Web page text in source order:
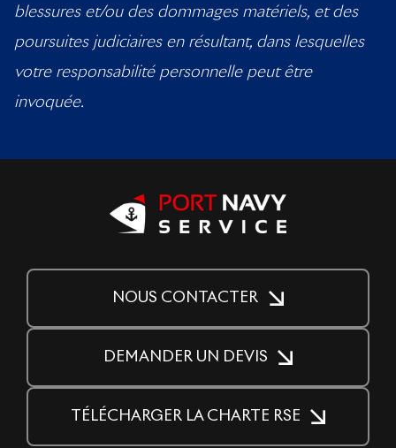
blessures et/ou des dommages matériels, et des
poursuites judiciaires en résultant, dans lesquelles
votre responsabilité personnelle peut être
invoquée.
NOUS CONTACTER
DEMANDER UN DEVIS
TÉLÉCHARGER LA CHARTE RSE